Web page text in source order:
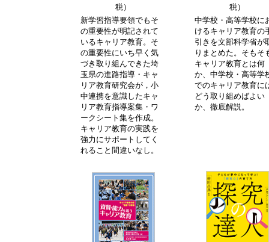
税）
税）
新学習指導要領でもそ
の重要性が明記されて
いるキャリア教育。そ
の重要性にいち早く気
づき取り組んできた埼
玉県の進路指導・キャ
リア教育研究会が，小
中連携を意識したキャ
リア教育指導案集・ワ
ークシート集を作成。
キャリア教育の実践を
強力にサポートしてく
れること間違いなし。
中学校・高等学校に
けるキャリア教育の
引きを文部科学省が
りまとめた。そもそ
キャリア教育とは何
か、中学校・高等学
でのキャリア教育に
どう取り組めばよい
か、徹底解説。